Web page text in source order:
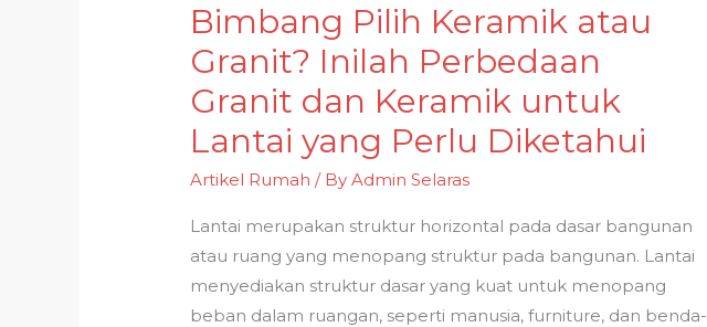
Bimbang Pilih Keramik atau
Granit? Inilah Perbedaan
Granit dan Keramik untuk
Lantai yang Perlu Diketahui
Artikel Rumah / ByAdmin Selaras
Lantai merupakan struktur horizontal pada dasar bangunan
atau ruang yang menopang struktur pada bangunan. Lantai
menyediakan struktur dasar yang kuat untuk menopang
beban dalam ruangan, seperti manusia, furniture, dan benda-
Bimbang
Pilih
Keramik
atau
Granit?
Granit
dan
Keramik
untuk